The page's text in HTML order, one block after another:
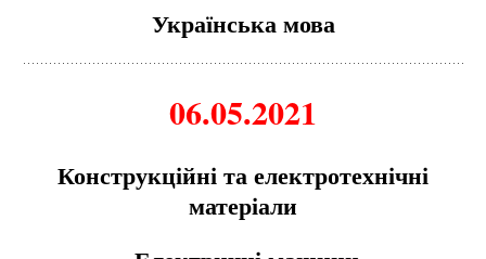
Українська мова
06.05.2021
Конструкційні та електротехнічні
матеріали